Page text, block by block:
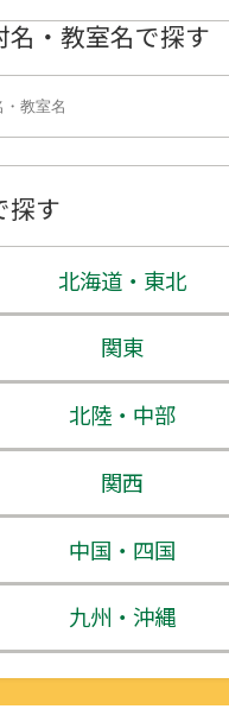
名・教室名で探す
探す
北海道・東北
北海道
青森県
岩手県
宮城県
秋田県
山形県
関東
茨城県
栃木県
群馬県
埼玉県
千葉県
北陸・中部
新潟県
富山県
石川県
福井県
関西
三重県
滋賀県
京都府
中国・四国
鳥取県
島根県
九州・沖縄
福岡県